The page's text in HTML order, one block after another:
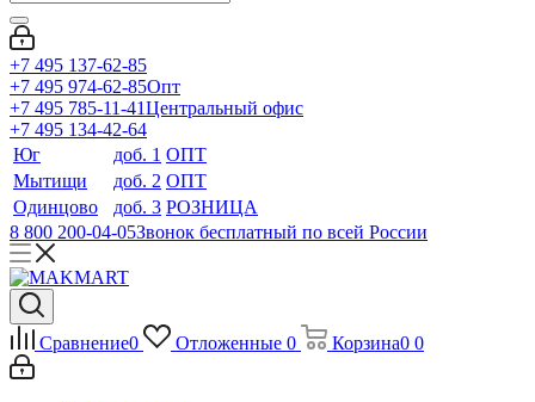
+7 495 137-62-85
+7 495 974-62-85Опт
+7 495 785-11-41Центральный офис
+7 495 134-42-64
Юг
доб. 1 ОПТ
Мытищи
доб. 2 ОПТ
Одинцово
доб. 3 РОЗНИЦА
8 800 200-04-05Звонок бесплатный по всей России
Сравнение0 Отложенные 0 Корзина0 0